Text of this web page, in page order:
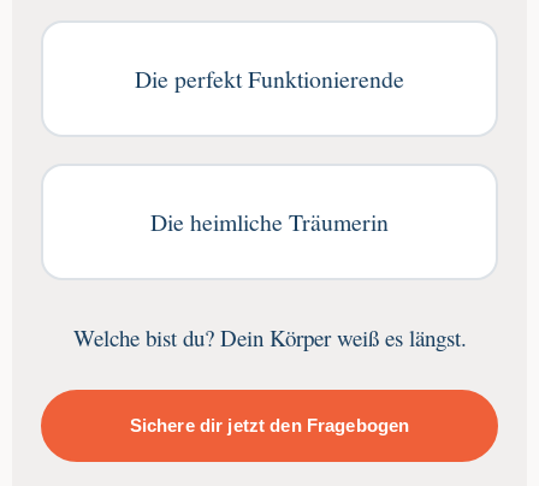
Die perfekt Funktionierende
Die heimliche Träumerin
Welche bist du? Dein Körper weiß es längst.
Sichere dir jetzt den Fragebogen